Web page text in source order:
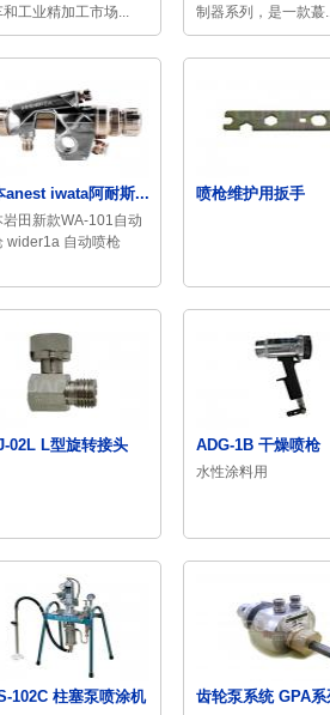
和工业精加工市场...
制器系列，是一款蕞
anest iwata阿耐斯...
岩田新款WA-101自动
wider1a 自动喷枪
喷枪维护用扳手
02L L型旋转接头 ADG-1B 干燥喷枪
水性涂料用
102C 柱塞泵喷涂机 齿轮泵系统 GPA系